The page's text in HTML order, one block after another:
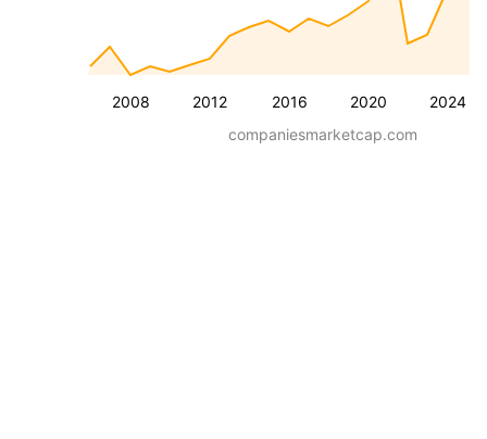
2008 2012 2016 2020 2024
companiesmarketcap.com